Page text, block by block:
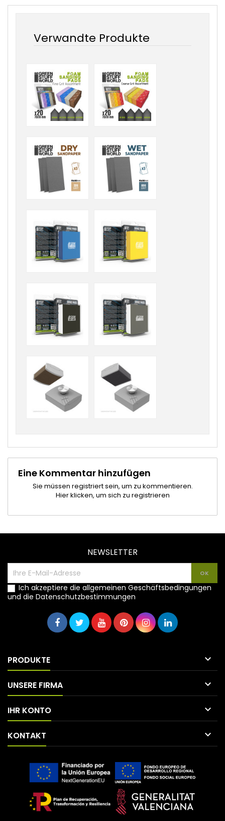
Verwandte Produkte
Eine Kommentar hinzufügen
Sie müssen registriert sein, um zu kommentieren.
Hier klicken, um sich zu registrieren
NEWSLETTER
Ich akzeptiere die allgemeinen Geschäftsbedingungen
und die Datenschutzbestimmungen
PRODUKTE 
UNSERE FIRMA 
IHR KONTO 
KONTAKT 